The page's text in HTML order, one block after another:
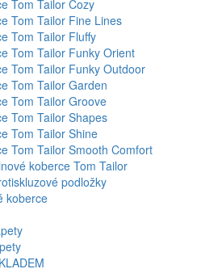
Tom Tailor Cozy
Tom Tailor Fine Lines
Tom Tailor Fluffy
Tom Tailor Funky Orient
Tom Tailor Funky Outdoor
Tom Tailor Garden
Tom Tailor Groove
Tom Tailor Shapes
Tom Tailor Shine
Tom Tailor Smooth Comfort
koberce Tom Tailor
podložky
koberce